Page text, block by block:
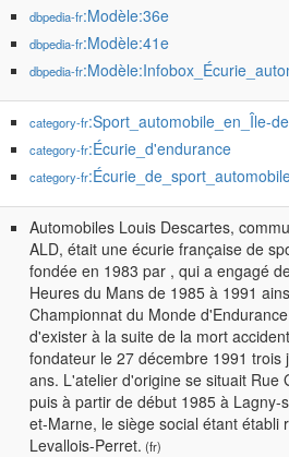
dbpedia-fr:Modèle:36e
dbpedia-fr:Modèle:41e
dbpedia-fr
category-fr:Sport_automobile_en_Île-
category-fr:Écurie_d'endurance
category-fr
Automobiles Louis Descartes,
ALD, était une écurie française de
fondée en 1983 par , qui a engagé
Heures du Mans de 1985 à 1991
Championnat du Monde
d'exister à la suite de la mort
fondateur le 27 décembre 1991 trois
ans. L'atelier d'origine se situait Rue
puis à partir de début 1985 à Lagny-
et-Marne, le siège social étant établi
Levallois-Perret. (fr)